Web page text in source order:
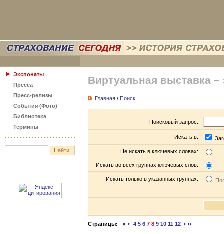
Экспонаты
Пресса
Пресс-релизы
События (Фото)
Библиотека
Термины
Виртуальная выставка –
Главная / Поиск
Поисковый запрос:
Искать в:
Не искать в ключевых словах:
Искать во всех группах ключевых слов:
Искать только в указанных группах:
Страницы: 4 5 6 7 8 9 10 11 12